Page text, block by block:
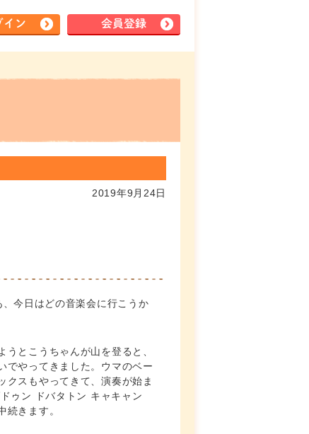
イン 会員登録
2019年9月24日
今日はどの音楽会に行こうか
とこうちゃんが山を登ると、
でやってきました。ウマのベー
クスもやってきて、演奏が始ま
ゥン ドバタトン キャキャン
続きます。